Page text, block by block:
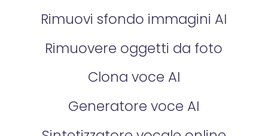
Rimuovi sfondo immagini AI
Rimuovere oggetti da foto
Clona voce AI
Generatore voce AI